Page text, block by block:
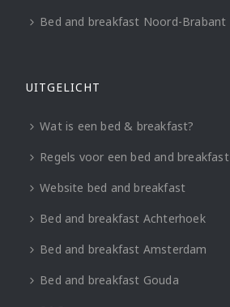
Bed and breakfast Noord-Brabant
UITGELICHT
Wat is een bed & breakfast?
Regels voor een bed and breakfast
Website bed and breakfast
Bed and breakfast Achterhoek
Bed and breakfast Amsterdam
Bed and breakfast Gouda